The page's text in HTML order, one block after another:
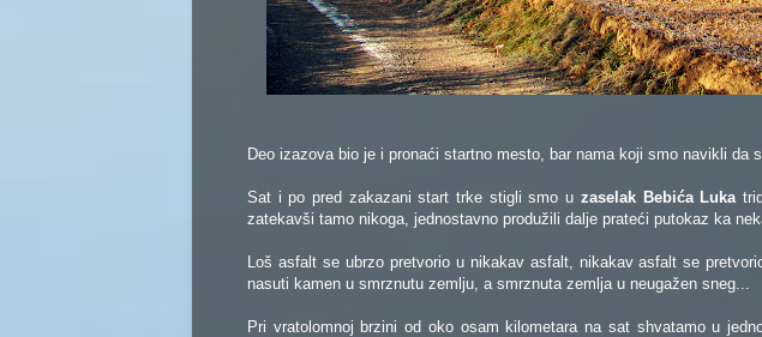
Deo izazova bio je i pronaći startno mesto, bar nama koji smo navikli da
Sat i po pred zakazani start trke stigli smo u zaselak Bebića Luka
zatekavši tamo nikoga, jednostavno produžili dalje prateći putokaz ka
Loš asfalt se ubrzo pretvorio u nikakav asfalt, nikakav asfalt se
nasuti kamen u smrznutu zemlju, a smrznuta zemlja u neugažen sneg...
Pri vratolomnoj brzini od oko osam kilometara na sat shvatamo u